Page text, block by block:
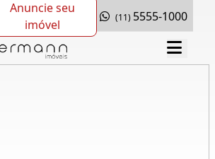
Anuncie seu
imóvel
(11) 5555-1000